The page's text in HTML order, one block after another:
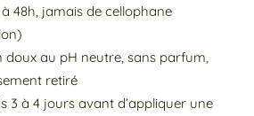
48h, jamais de cellophane
au pH neutre, sans parfum,
retiré
3 à 4 jours avant d’appliquer une